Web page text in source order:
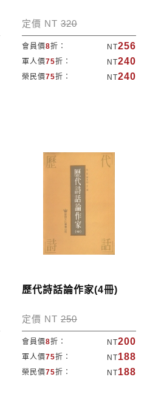
定價 NT 320
會員價8折： NT256
軍人價75折： NT240
榮民價75折： NT240
歷代詩話論作家(4冊)
定價 NT 250
會員價8折： NT200
軍人價75折： NT188
榮民價75折： NT188